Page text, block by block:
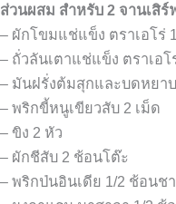
ส่วนผสม สำหรับ 2 จานเสิร์
– ผักโขมแช่แข็ง ตราเอโร่
– ถั่วลันเตาแช่แข็ง ตราเอ
– มันฝรั่งต้มสุกและบดหยา
– พริกขี้หนูเขียวสับ 2 เม็ด
– ขิง 2 หัว
– ผักชีสับ 2 ช้อนโต๊ะ
– พริกป่นอินเดีย 1/2 ช้อนชา